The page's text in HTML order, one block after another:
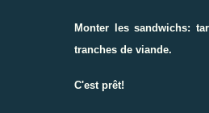
Monter les sandwichs:
tranches de viande.
C'est prêt!